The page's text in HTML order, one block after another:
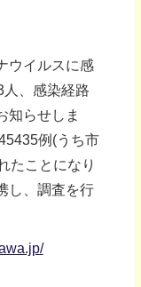
ウイルスに感
、感染経路
知らせしま
例(うち市
たことになり
し、調査を行